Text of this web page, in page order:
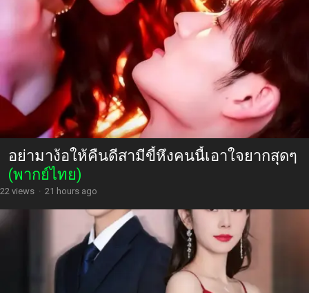
อย่ามาง้อให้คืนดีสามีขี้หึงคนนี้เอาใจยากสุดๆ
(พากย์ไทย)
22 views · 21 hours ago